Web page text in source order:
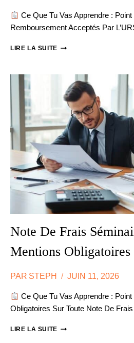
Ce Que Tu Vas Apprendre :
Remboursement Acceptés Par
LIRE LA SUITEFRAIS
:
QUE
L’URSSAF
ACCEPTE
VRAIMENT
Note De Frais
Mentions Obligatoires
PAR STEPH JUIN 11, 2026
Ce Que Tu Vas Apprendre :
Obligatoires Sur Toute Note De
LIRE LA SUITENOTE